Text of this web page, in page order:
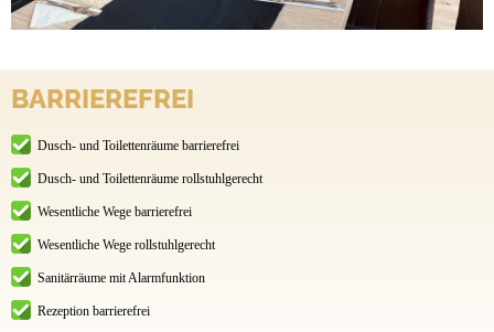
BARRIEREFREI
Dusch- und Toilettenräume barrierefrei
Dusch- und Toilettenräume rollstuhlgerecht
Wesentliche Wege barrierefrei
Wesentliche Wege rollstuhlgerecht
Sanitärräume mit Alarmfunktion
Rezeption barrierefrei